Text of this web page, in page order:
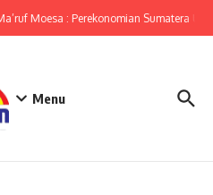
Moesa : Perekonomian Sumatera
Menu